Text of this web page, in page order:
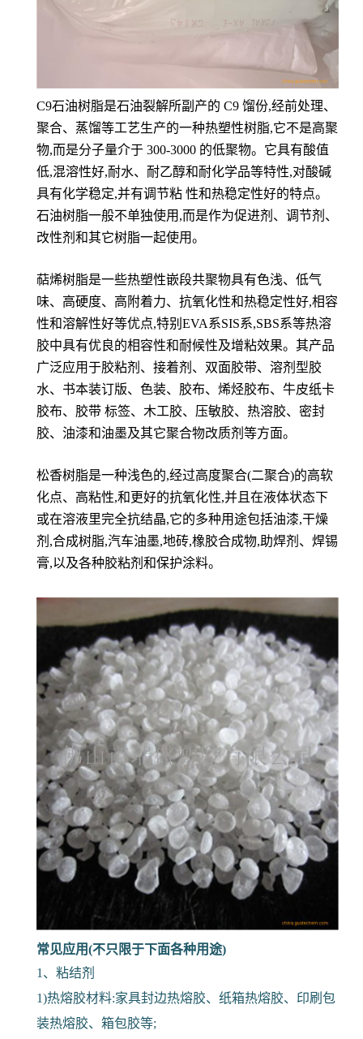
C9石油树脂是石油裂解所副产的 C9 馏份,经前处理、
聚合、蒸馏等工艺生产的一种热塑性树脂,它不是高聚
物,而是分子量介于 300-3000 的低聚物。它具有酸值
低,混溶性好,耐水、耐乙醇和耐化学品等特性,对酸碱
具有化学稳定,并有调节粘 性和热稳定性好的特点。
石油树脂一般不单独使用,而是作为促进剂、调节剂、
改性剂和其它树脂一起使用。
萜烯树脂是一些热塑性嵌段共聚物具有色浅、低气
味、高硬度、高附着力、抗氧化性和热稳定性好,相容
性和溶解性好等优点,特别EVA系SIS系,SBS系等热溶
胶中具有优良的相容性和耐候性及增粘效果。其产品
广泛应用于胶粘剂、接着剂、双面胶带、溶剂型胶
水、书本装订版、色装、胶布、烯烃胶布、牛皮纸卡
胶布、胶带 标签、木工胶、压敏胶、热溶胶、密封
胶、油漆和油墨及其它聚合物改质剂等方面。
松香树脂是一种浅色的,经过高度聚合(二聚合)的高软
化点、高粘性,和更好的抗氧化性,并且在液体状态下
或在溶液里完全抗结晶,它的多种用途包括油漆,干燥
剂,合成树脂,汽车油墨,地砖,橡胶合成物,助焊剂、焊锡
膏,以及各种胶粘剂和保护涂料。
常见应用(不只限于下面各种用途)
1、粘结剂
1)热熔胶材料:家具封边热熔胶、纸箱热熔胶、印刷包
装热熔胶、箱包胶等;